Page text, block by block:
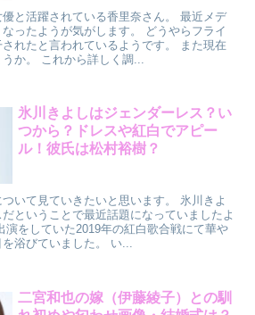
と活躍されている香里奈さん。 最近メデ
ったようが気がします。 どうやらフライ
れたと言われているようです。 また現在
か。 これから詳しく調...
氷川きよしはジェンダーレス？い
つから？ドレスや紅白でアピー
ル！彼氏は松村裕樹？
いて見ていきたいと思います。 氷川きよ
ということで最近話題になっていましたよ
演をしていた2019年の紅白歌合戦にて華や
浴びていました。 い...
二宮和也の嫁（伊藤綾子）との馴